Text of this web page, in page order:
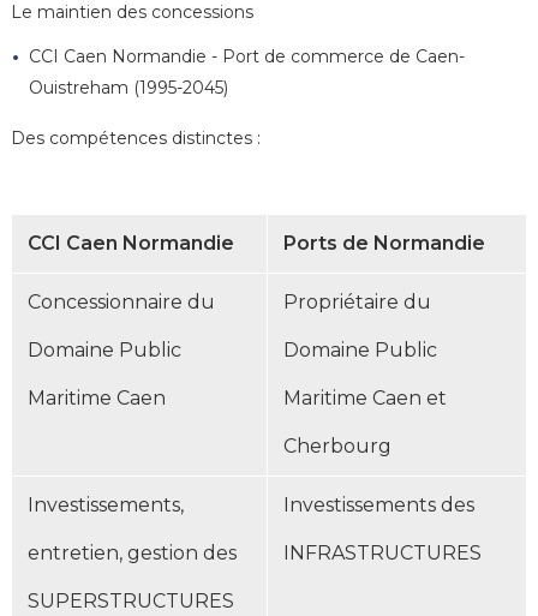
Le maintien des concessions
CCI Caen Normandie - Port de commerce de Caen-
Ouistreham (1995-2045)
Des compétences distinctes :
CCI Caen Normandie Ports de Normandie
Concessionnaire du
Domaine Public
Maritime Caen
Propriétaire du
Domaine Public
Maritime Caen et
Cherbourg
Investissements,
entretien, gestion des
SUPERSTRUCTURES
Investissements des
INFRASTRUCTURES